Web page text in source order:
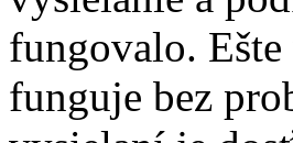
fungovalo.
funguje bez